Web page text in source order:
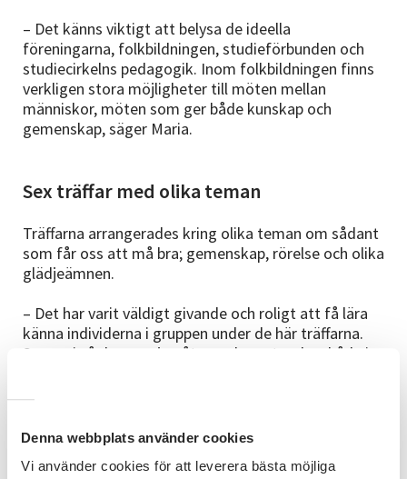
Denna webbplats använder cookies
Vi använder cookies för att leverera bästa möjliga
– Det känns viktigt att belysa de ideella
föreningarna, folkbildningen, studieförbunden och
studiecirkelns pedagogik. Inom folkbildningen finns
verkligen stora möjligheter till möten mellan
människor, möten som ger både kunskap och
gemenskap, säger Maria.
Sex träffar med olika teman
Träffarna arrangerades kring olika teman om sådant
som får oss att må bra; gemenskap, rörelse och olika
glädjeämnen.
– Det har varit väldigt givande och roligt att få lära
känna individerna i gruppen under de här träffarna.
Senare i vår hoppas jag återse dem utomhus både i
Bakgrund